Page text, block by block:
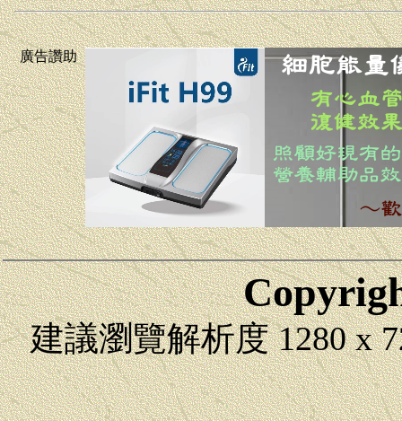
廣告讚助
建議瀏覽解析度 1280 x